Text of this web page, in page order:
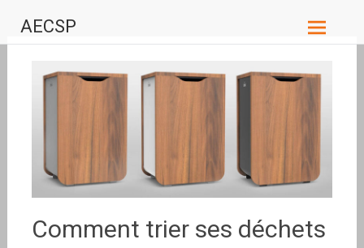
contenu
AECSP
Comment trier ses déchets